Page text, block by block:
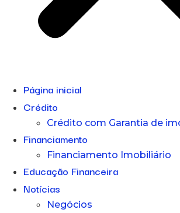
Página inicial
Crédito
Crédito com Garantia de
Financiamento
Financiamento Imobiliário
Educação Financeira
Notícias
Negócios